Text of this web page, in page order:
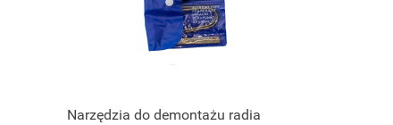
Narzędzia do demontażu radia